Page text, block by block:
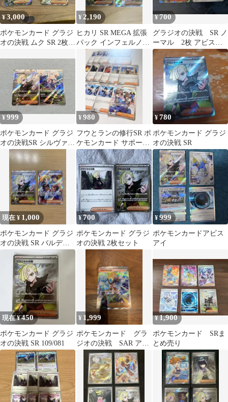
¥3,000
ポケモンカード グラジ
オの決戦 ムク SR 2枚セ
¥ 2,190
ヒカリ SR MEGA 拡張
パック インフェルノX
106/080
¥700
グラジオの決戦 SR ノ
ーマル 2枚 アビスア
イ ポケモンカード
キラ
¥999
ポケモンカード グラジ
オの決戦SR シルヴァデ
ィAR
¥980
フウとランの修行SR ポ
ケモンカード サポート
トレーナーズ まとめ売
り
¥780
ポケモンカード グラジ
オの決戦 SR
現在 ¥ 1,000
ポケモンカード グラジ
オの決戦 SR バルデア
の学生 SR セット
¥700
ポケモンカード グラジ
オの決戦 2枚セット
¥999
ポケモンカードアビス
アイ
現在 ¥450
ポケモンカード グラジ
オの決戦 SR 109/081
¥ 1,999
ポケモンカード グラ
ジオの決戦 SAR アビ
スアイ 新品未使用
¥1,900
ポケモンカード SRま
とめ売り